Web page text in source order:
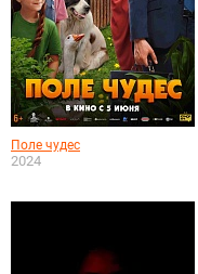
Поле чудес
2024